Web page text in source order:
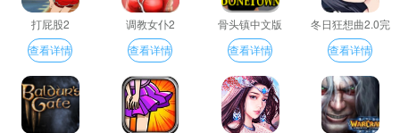
打屁股2
查看详情
调教女仆2
查看详情
骨头镇中文版
查看详情
冬日狂想曲2.0完
整汉化版
查看详情